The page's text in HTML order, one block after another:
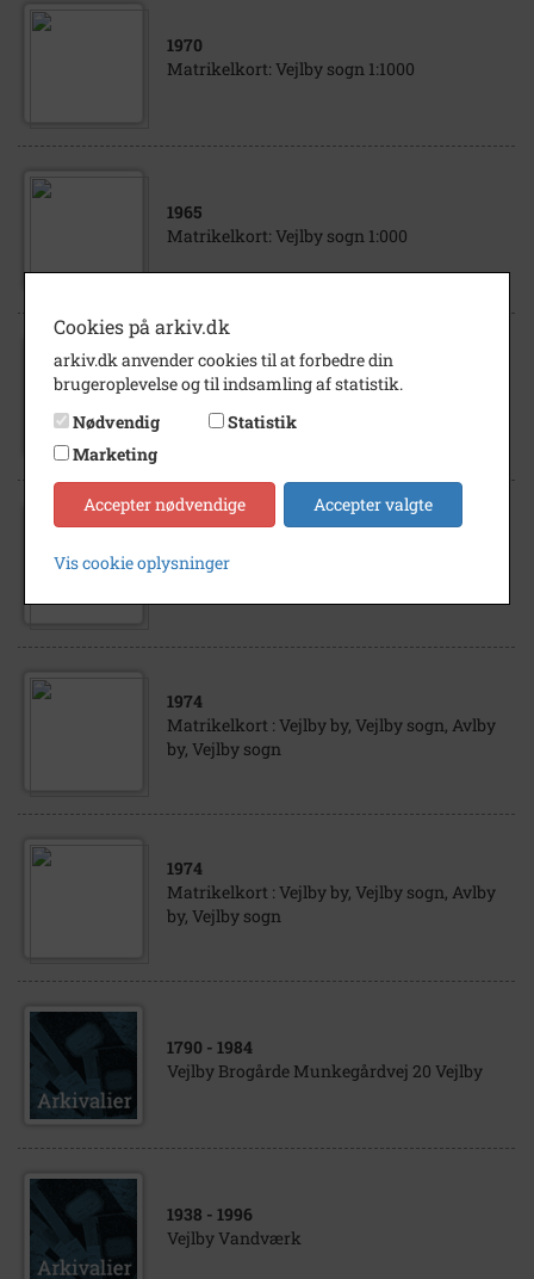
1970
Matrikelkort: Vejlby sogn 1:1000
1965
Matrikelkort: Vejlby sogn 1:000
1968
1974
Matrikelkort : Vejlby by, Vejlby sogn, Avlby
1974
Matrikelkort : Vejlby by, Vejlby sogn, Avlby
by, Vejlby sogn
1974
Matrikelkort : Vejlby by, Vejlby sogn, Avlby
by, Vejlby sogn
1790 - 1984
Vejlby Brogårde Munkegårdvej 20 Vejlby
1938 - 1996
Vejlby Vandværk
Cookies på arkiv.dk
arkiv.dk anvender cookies til at forbedre din
brugeroplevelse og til indsamling af statistik.
Nødvendig
Statistik
Marketing
Accepter nødvendige Accepter valgte
Vis cookie oplysninger